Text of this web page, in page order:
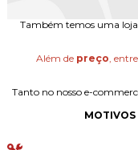
Também temos uma loja
Além de preço ,
Tanto no nosso e-
MOTIVOS